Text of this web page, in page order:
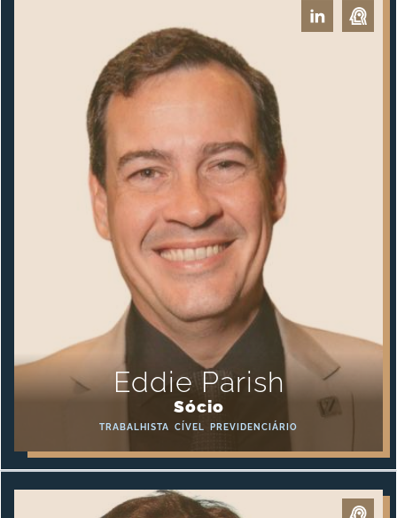
Eddie Parish
Sócio
TRABALHISTA CÍVEL PREVIDENCIÁRIO